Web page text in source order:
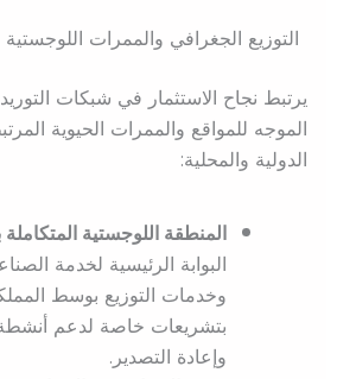
التوزيع الجغرافي والممرات
يرتبط نجاح الاستثمار في شبكات التوريد
الموجه للمواقع والممرات الحيوية
الدولية والمحلية:
المنطقة اللوجستية
البوابة الرئيسية لخدمة
وخدمات التوزيع بوسط
بتشريعات خاصة لدعم أنشطة
وإعادة التصدير.